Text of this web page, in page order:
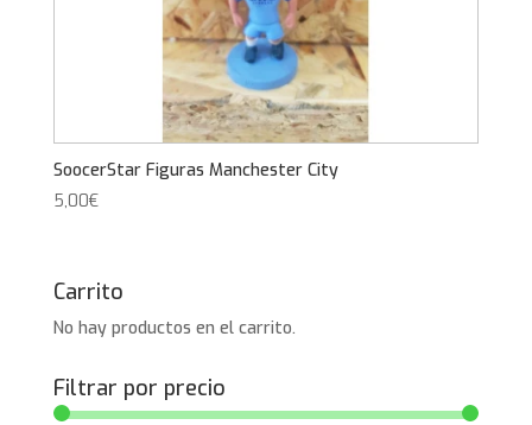
SoocerStar Figuras Manchester City
5,00€
Carrito
No hay productos en el carrito.
Filtrar por precio